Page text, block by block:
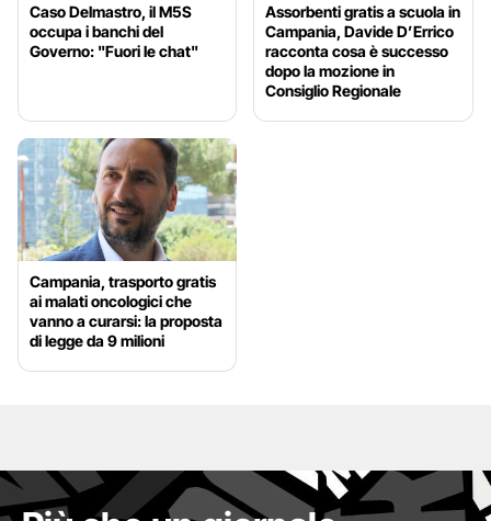
Caso Delmastro, il M5S
occupa i banchi del
Governo: "Fuori le chat"
Assorbenti gratis a scuola in
Campania, Davide D’Errico
racconta cosa è successo
dopo la mozione in
Consiglio Regionale
Campania, trasporto gratis
ai malati oncologici che
vanno a curarsi: la proposta
di legge da 9 milioni